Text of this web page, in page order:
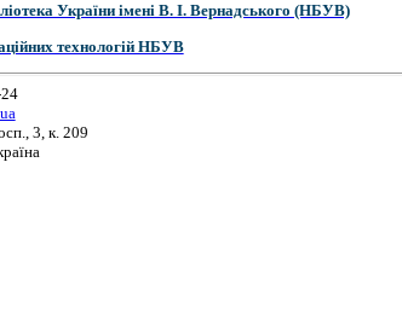
України імені В. І. Вернадського (НБУВ)
технологій НБУВ
3, к. 209